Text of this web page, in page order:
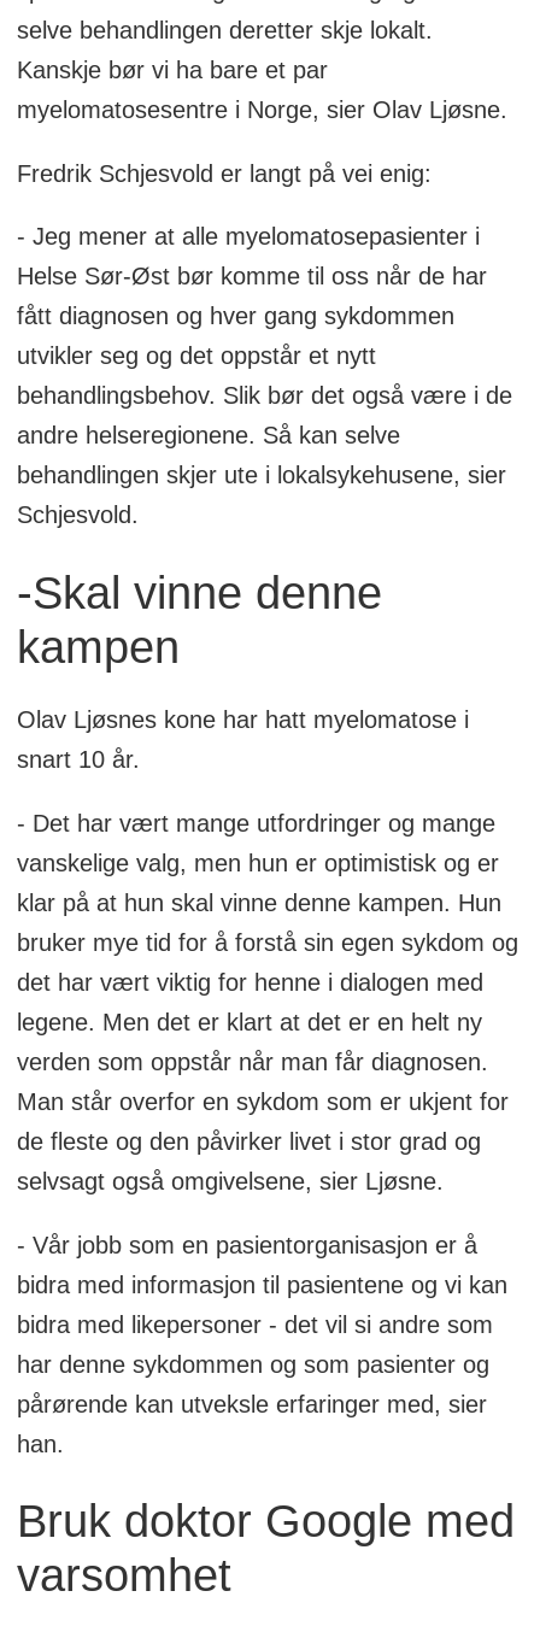
selve behandlingen deretter skje lokalt.
Kanskje bør vi ha bare et par
myelomatosesentre i Norge, sier Olav Ljøsne.
Fredrik Schjesvold er langt på vei enig:
- Jeg mener at alle myelomatosepasienter i
Helse Sør-Øst bør komme til oss når de har
fått diagnosen og hver gang sykdommen
utvikler seg og det oppstår et nytt
behandlingsbehov. Slik bør det også være i de
andre helseregionene. Så kan selve
behandlingen skjer ute i lokalsykehusene, sier
Schjesvold.
-Skal vinne denne
kampen
Olav Ljøsnes kone har hatt myelomatose i
snart 10 år.
- Det har vært mange utfordringer og mange
vanskelige valg, men hun er optimistisk og er
klar på at hun skal vinne denne kampen. Hun
bruker mye tid for å forstå sin egen sykdom og
det har vært viktig for henne i dialogen med
legene. Men det er klart at det er en helt ny
verden som oppstår når man får diagnosen.
Man står overfor en sykdom som er ukjent for
de fleste og den påvirker livet i stor grad og
selvsagt også omgivelsene, sier Ljøsne.
- Vår jobb som en pasientorganisasjon er å
bidra med informasjon til pasientene og vi kan
bidra med likepersoner - det vil si andre som
har denne sykdommen og som pasienter og
pårørende kan utveksle erfaringer med, sier
han.
Bruk doktor Google med
varsomhet